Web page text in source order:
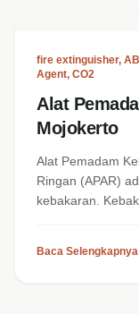
fire extinguisher,
Agent, CO2
Alat
Mojokerto
Alat Pemadam
Ringan (APAR)
kebakaran.
Baca Selengkapnya